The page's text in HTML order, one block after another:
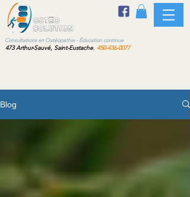
en Ostéopathie - Éducation continue
473 Arthur-Sauvé, Saint-Eustache, 450-436-0077
Blog